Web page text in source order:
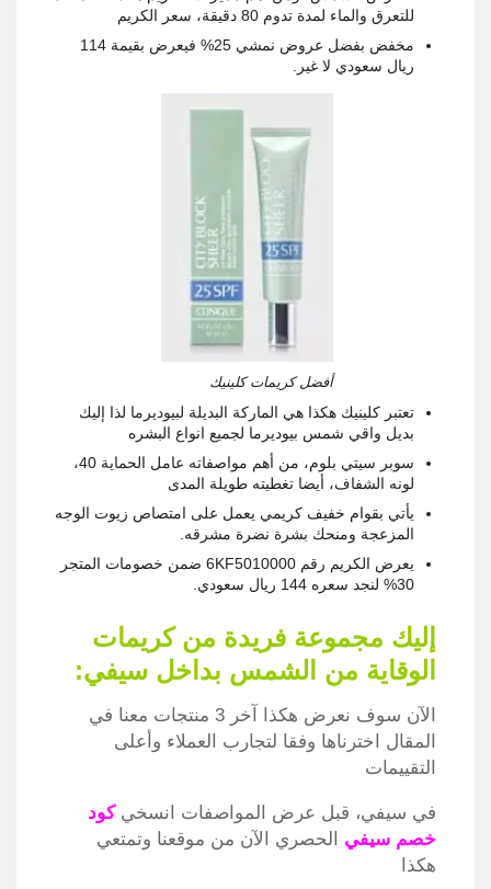
للتعرق والماء لمدة تدوم 80 دقيقة، سعر الكريم
مخفض بفضل عروض نمشي 25% فيعرض بقيمة 114
ريال سعودي لا غير
أفضل كريمات كلينيك
تعتبر كلينيك هكذا هي الماركة البديلة لبيوديرما لذا إليك
بديل واقي شمس بيوديرما لجميع انواع البشره
سوبر سيتي بلوم، من أهم مواصفاته عامل الحماية 40،
لونه الشفاف، أيضا تغطيته طويلة المدى
يأتي بقوام خفيف كريمي يعمل على امتصاص زيوت الوجه
المزعجة ومنحك بشرة نضرة مشرقه
يعرض الكريم رقم 6 KF5010000
ضمن خصومات المتجر
30% لنجد سعره 144 ريال سعودي
إليك مجموعة فريدة من كريمات
الوقاية من الشمس بداخل سيفي:
الآن سوف نعرض هكذا آخر 3 منتجات معنا في
المقال اخترناها وفقا لتجارب العملاء وأعلى
التقييمات
في سيفي، قبل عرض المواصفات انسخيكود
خصم سيفي الحصري الآن من موقعنا وتمتعي
هكذا